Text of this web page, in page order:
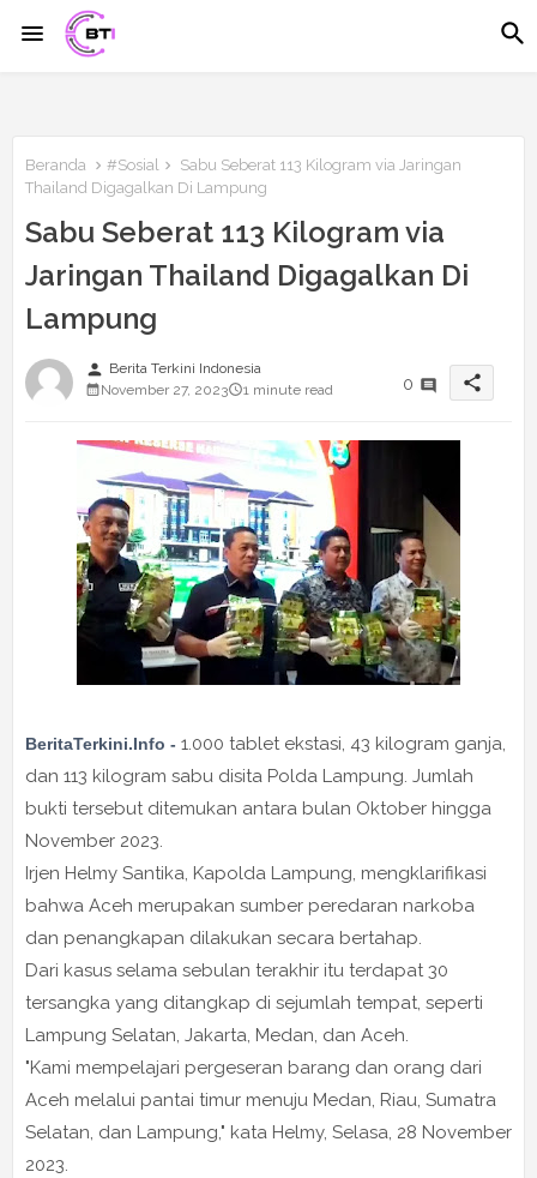
Beranda #Sosial
Sabu Seberat 113 Kilogram via Jaringan
Thailand Digagalkan Di Lampung
Sabu Seberat 113 Kilogram via
Jaringan Thailand Digagalkan Di
Lampung
person Berita Terkini Indonesia
November 27, 2023
1 minute read 0 share
BeritaTerkini.Info - 1.000 tablet ekstasi, 43 kilogram ganja,
dan 113 kilogram sabu disita Polda Lampung. Jumlah
bukti tersebut ditemukan antara bulan Oktober hingga
November 2023.
Irjen Helmy Santika, Kapolda Lampung, mengklarifikasi
bahwa Aceh merupakan sumber peredaran narkoba
dan penangkapan dilakukan secara bertahap.
Dari kasus selama sebulan terakhir itu terdapat 30
tersangka yang ditangkap di sejumlah tempat, seperti
Lampung Selatan, Jakarta, Medan, dan Aceh.
"Kami mempelajari pergeseran barang dan orang dari
Aceh melalui pantai timur menuju Medan, Riau, Sumatra
Selatan, dan Lampung," kata Helmy, Selasa, 28 November
2023.